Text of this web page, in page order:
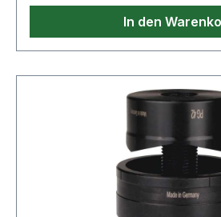
In den